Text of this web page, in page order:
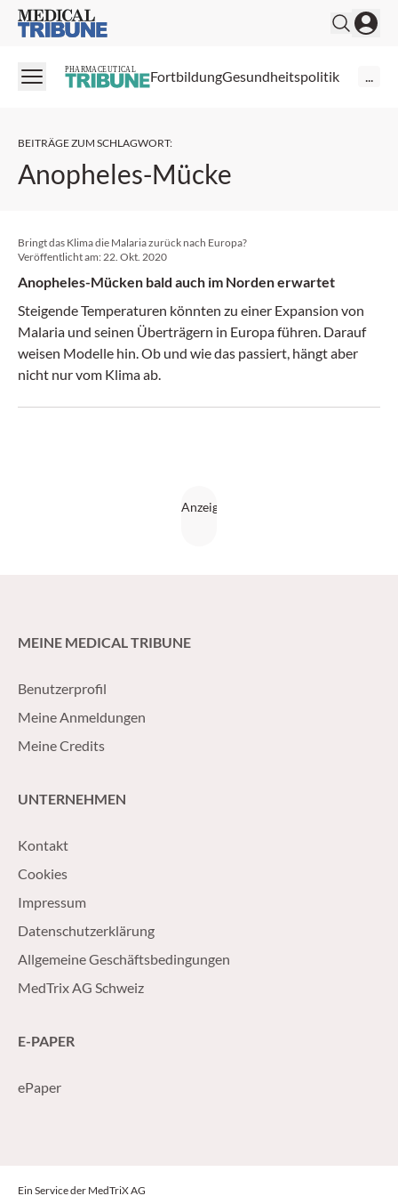
Medical Tribune
PHARMACEUTICAL FortbildungGesundheitspolitik ...
BEITRÄGE ZUM SCHLAGWORT:
Anopheles-Mücke
Bringt das Klima die Malaria zurück nach Europa?
Veröffentlicht am: 22. Okt. 2020
Anopheles-Mücken bald auch im Norden erwartet
Steigende Temperaturen könnten zu einer Expansion von
Malaria und seinen Überträgern in Europa führen. Darauf
weisen Modelle hin. Ob und wie das passiert, hängt aber
nicht nur vom Klima ab.
MEINE MEDICAL TRIBUNE
Benutzerprofil
Meine Anmeldungen
Meine Credits
UNTERNEHMEN
Kontakt
Cookies
Impressum
Datenschutzerklärung
Allgemeine Geschäftsbedingungen
MedTrix AG Schweiz
E-PAPER
ePaper
Ein Service der MedTriX AG